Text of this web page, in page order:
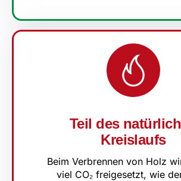
Teil des
Kreislaufs
Beim Verbrennen von Holz
viel CO₂ freigesetzt, wie